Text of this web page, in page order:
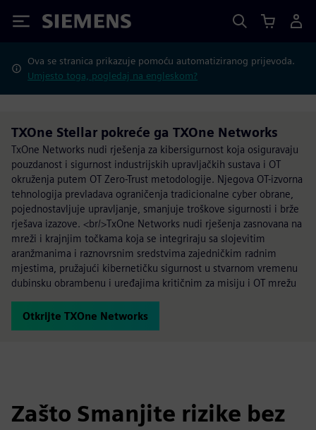
Siemens
Ova se stranica prikazuje pomoću automatiziranog prijevoda.
Umjesto toga, pogledaj na engleskom?
TXOne Stellar pokreće ga TXOne Networks
TxOne Networks nudi rješenja za kibersigurnost koja osiguravaju
pouzdanost i sigurnost industrijskih upravljačkih sustava i OT
okruženja putem OT Zero-Trust metodologije. Njegova OT-izvorna
tehnologija prevladava ograničenja tradicionalne cyber obrane,
pojednostavljuje upravljanje, smanjuje troškove sigurnosti i brže
rješava izazove. <br/>TxOne Networks nudi rješenja zasnovana na
mreži i krajnjim točkama koja se integriraju sa slojevitim
aranžmanima i raznovrsnim sredstvima zajedničkim radnim
mjestima, pružajući kibernetičku sigurnost u stvarnom vremenu
dubinsku obrambenu i uređajima kritičnim za misiju i OT mrežu
Otkrijte TXOne Networks
Zašto Smanjite rizike bez